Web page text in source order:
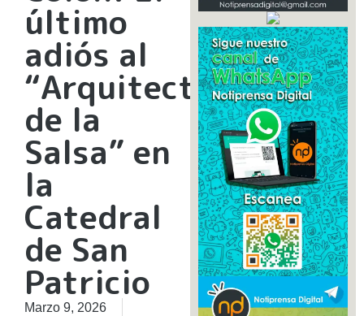
último
adiós al
“Arquitecto
de la
Salsa” en
la
Catedral
de San
Patricio
Marzo 9, 2026